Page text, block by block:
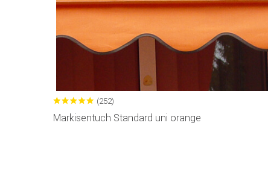
(252)
Markisentuch Standard uni orange